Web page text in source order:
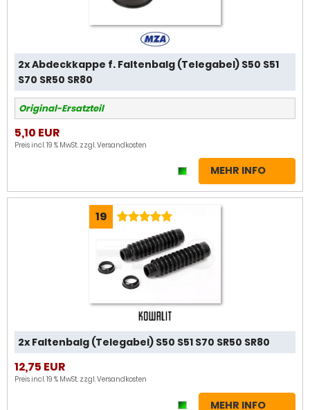
2x Abdeckkappe f. Faltenbalg (Telegabel) S50 S51
S70 SR50 SR80
Original-Ersatzteil
5,10 EUR
Preis incl. 19 % MwSt. zzgl.Versandkosten
MEHR INFO
19
2x Faltenbalg (Telegabel) S50 S51 S70 SR50 SR80
12,75 EUR
Preis incl. 19 % MwSt. zzgl.Versandkosten
MEHR INFO